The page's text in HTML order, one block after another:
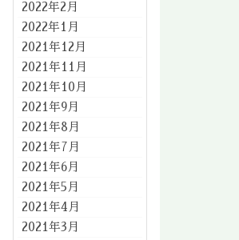
2022年2月
2022年1月
2021年12月
2021年11月
2021年10月
2021年9月
2021年8月
2021年7月
2021年6月
2021年5月
2021年4月
2021年3月